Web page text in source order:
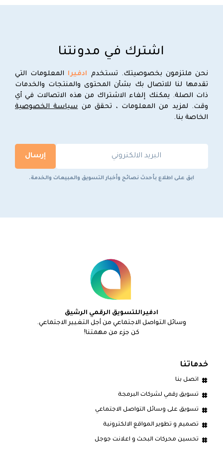
اشترك في مدونتنا
نحن ملتزمون بخصوصيتك. تستخدم ادفيرا المعلومات التي
تقدمها لنا للاتصال بك بشأن المحتوى والمنتجات والخدمات
ذات الصلة. يمكنك إلغاء الاشتراك من هذه الاتصالات في أي
وقت. لمزيد من المعلومات ، تحقق منسياسة الخصوصية
الخاصة بنا.
ابق على اطلاع بأحدث نصائح وأخبار التسويق والمبيعات والخدمة.
ادفيراللتسويق الرقمي الرشيق
وسائل التواصل الاجتماعي من أجل التغيير الاجتماعي.
كن جزء من مهمتنا!
خدماتنا
اتصل بنا
تسويق رقمي لشركات البرمجة
تسويق على وسائل التواصل الاجتماعي
تصميم و تطوير المواقع الالكترونية
تحسين محركات البحث و اعلانت جوجل